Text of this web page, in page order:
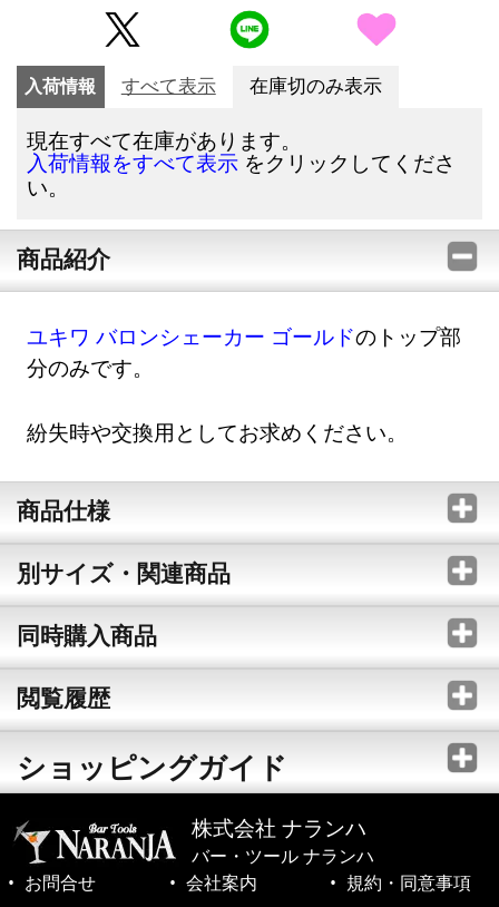
入荷情報 すべて表示 在庫切のみ表示
現在すべて在庫があります。
入荷情報をすべて表示 をクリックしてくださ
い。
商品紹介
ユキワ バロンシェーカー ゴールドのトップ部
分のみです。
紛失時や交換用としてお求めください。
商品仕様
別サイズ・関連商品
同時購入商品
閲覧履歴
ショッピングガイド
株式会社 ナランハ
バー・ツール ナランハ
お問合せ
会社案内 規約・同意事項